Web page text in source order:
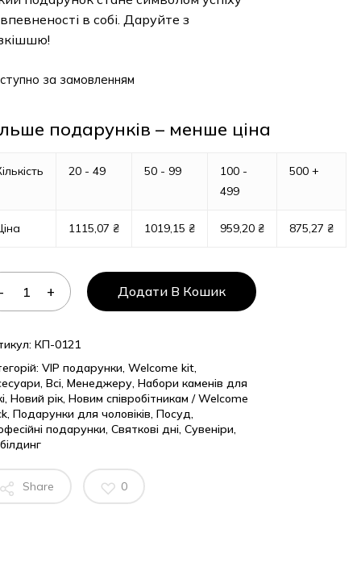
в собі. Даруйте з
за замовленням
подарунків – менше ціна
20 - 49 50 - 99
100 -
499
500 +
1115,07 ₴ 1019,15 ₴ 959,20 ₴ 875,27 ₴
Додати В Кошик
КП-0121
VIP подарунки, Welcome kit,
, Всі, Менеджеру, Набори каменів для
, Новий рік, Новим співробітникам / Welcome
, Подарунки для чоловіків, Посуд,
подарунки, Святкові дні, Сувеніри,
Share 0